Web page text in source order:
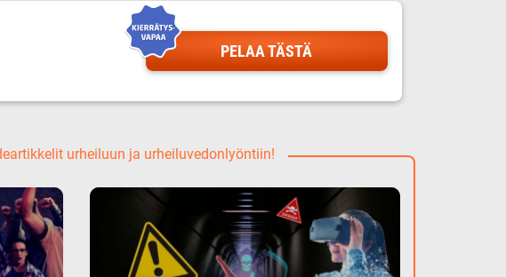
PELAA TÄSTÄ
urheiluun ja urheiluvedonlyöntiin!